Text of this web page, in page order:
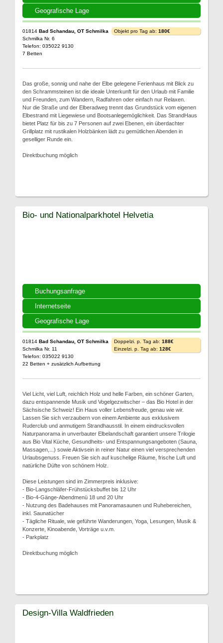
Geografische Lage
01814 Bad Schandau, OT Schmilka
Schmilka Nr. 6
Telefon: 035022 9130
7 Betten
Objekt pro Tag ab: 180€
Das große, sonnig und nahe der Elbe gelegene Ferienhaus mit Blick zu
den Schrammsteinen ist die ideale Unterkunft für den Urlaub mit Familie
und Freunden, zum Wandern, Radfahren oder einfach nur Relaxen.
Nur die Straße und der Elberadweg trennt das Grundstück vom eigenen
Elbestrand mit Liegewiese und Bootsanlegemöglichkeit. Das StrandHaus
bietet Platz für bis zu 7 Personen auf zwei Ebenen, ein überdachter
Grillplatz mit rustikalen Holzbänken lädt zu gemütlichen Abenden in
geselliger Runde ein.
Direktbuchung möglich
Buchungsanfrage
Internetseite
Geografische Lage
Bio- und Nationalparkhotel Helvetia
01814 Bad Schandau, OT Schmilka
Schmilka Nr. 11
Telefon: 035022 9130
22 Betten + zusätzlich Aufbettung
Doppelzi. p. Tag ab: 188€
Einzelzi. p. Tag ab: 128€
Viel Licht, viel Luft, reichlich Holz und helle Farben, ein schöner Garten,
dazu entspannende Musik und Vogelgezwitscher – das Bio Hotel in der
Sächsische Schweiz! Ein Haus voller Lebensfreude, genau wie wir.
Lassen Sie sich verzaubern von einem Ambiente aus exklusivem
Ruderclub und anmutigem Strandhausstil. In einem eindrucksvollen
Naturpanorama in unverbauter Elbelandschaft garantiert unsere Trilogie
aus Bio Vital Küche, Gesundheits- und Entspannungsangeboten (Sauna,
Massagen,...) sowie Aktivsein in reiner Natur einen viel versprechenden
Urlaubsgenuss. Freuen Sie sich auf kuschelige Räume, frische Luft und
natürliche Düfte von schönem Holz.
Diese Leistungen sind im Zimmerpreis inklusive:
- Bio-Langschläfer-Frühstücksbuffet bis 12 Uhr
- Bio-4-Gänge-Abendmenü 18 und 20 Uhr
- Nutzung des Badehauses mit Panoramasaunen und Ruhebereichen,
inkl. Saunatücher
- Tägliche Rituale, wie geführte Wanderungen, Yoga, Lesungen, Musik &
Konzerte, Kinoabende, Vorträge u.v.m.
- Parkplatz
Direktbuchung möglich
Design-Villa Waldfrieden